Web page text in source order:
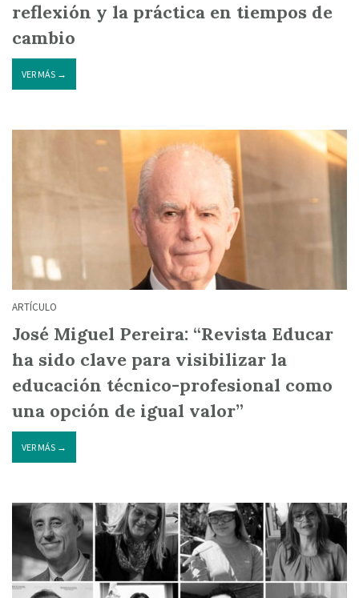
reflexión y la práctica en tiempos de
cambio
VER MÁS →
ARTÍCULO
José Miguel Pereira: “Revista Educar
ha sido clave para visibilizar la
educación técnico-profesional como
una opción de igual valor”
VER MÁS →